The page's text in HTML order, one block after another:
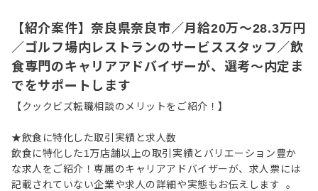
【紹介案件】奈良県奈良市／月給20万～28.3万円
／ゴルフ場内レストランのサービススタッフ／飲
食専門のキャリアアドバイザーが、選考～内定ま
でをサポートします
【クックビズ転職相談のメリットをご紹介！】
★飲食に特化した取引実績と求人数
飲食に特化した1万店舗以上の取引実績とバリエーション豊か
な求人をご紹介！専属のキャリアアドバイザーが、求人票には
記載されていない企業や求人の詳細や実態もお伝えします 。